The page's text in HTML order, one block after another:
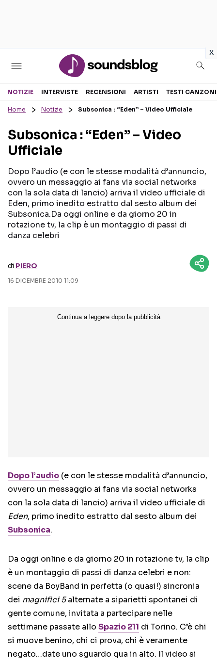
x
Sezioni
RECENSIONI MUSICALI
INTERVISTE
GOSSIP E CURIOSITÀ
TESTI CANZONI
TALENT SHOW
NOTIZIE INTERVISTE RECENSIONI ARTISTI TESTI CANZONI
Home Notizie Subsonica : “Eden” – Video Ufficiale
Subsonica : “Eden” – Video
Ufficiale
Dopo l’audio (e con le stesse modalità d’annuncio,
ovvero un messaggio ai fans via social networks
con la sola data di lancio) arriva il video ufficiale di
Eden, primo inedito estratto dal sesto album dei
Subsonica.Da oggi online e da giorno 20 in
rotazione tv, la clip è un montaggio di passi di
danza celebri
di PIERO
16 DICEMBRE 2010 11:09
Dopo l’audio (e con le stesse modalità d’annuncio,
ovvero un messaggio ai fans via social networks
con la sola data di lancio) arriva il video ufficiale di
Eden, primo inedito estratto dal sesto album dei
Subsonica.
Da oggi online e da giorno 20 in rotazione tv, la clip
è un montaggio di passi di danza celebri e non:
scene da BoyBand in perfetta (o quasi!) sincronia
dei magnifici 5alternate a siparietti spontanei di
gente comune, invitata a partecipare nelle
settimane passate allo Spazio 211 di Torino. C’è chi
si muove benino, chi ci prova, chi è veramente
negato…date uno sguardo qua in alto. Il video si